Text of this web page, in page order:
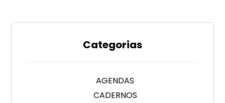
Categorias
AGENDAS
CADERNOS